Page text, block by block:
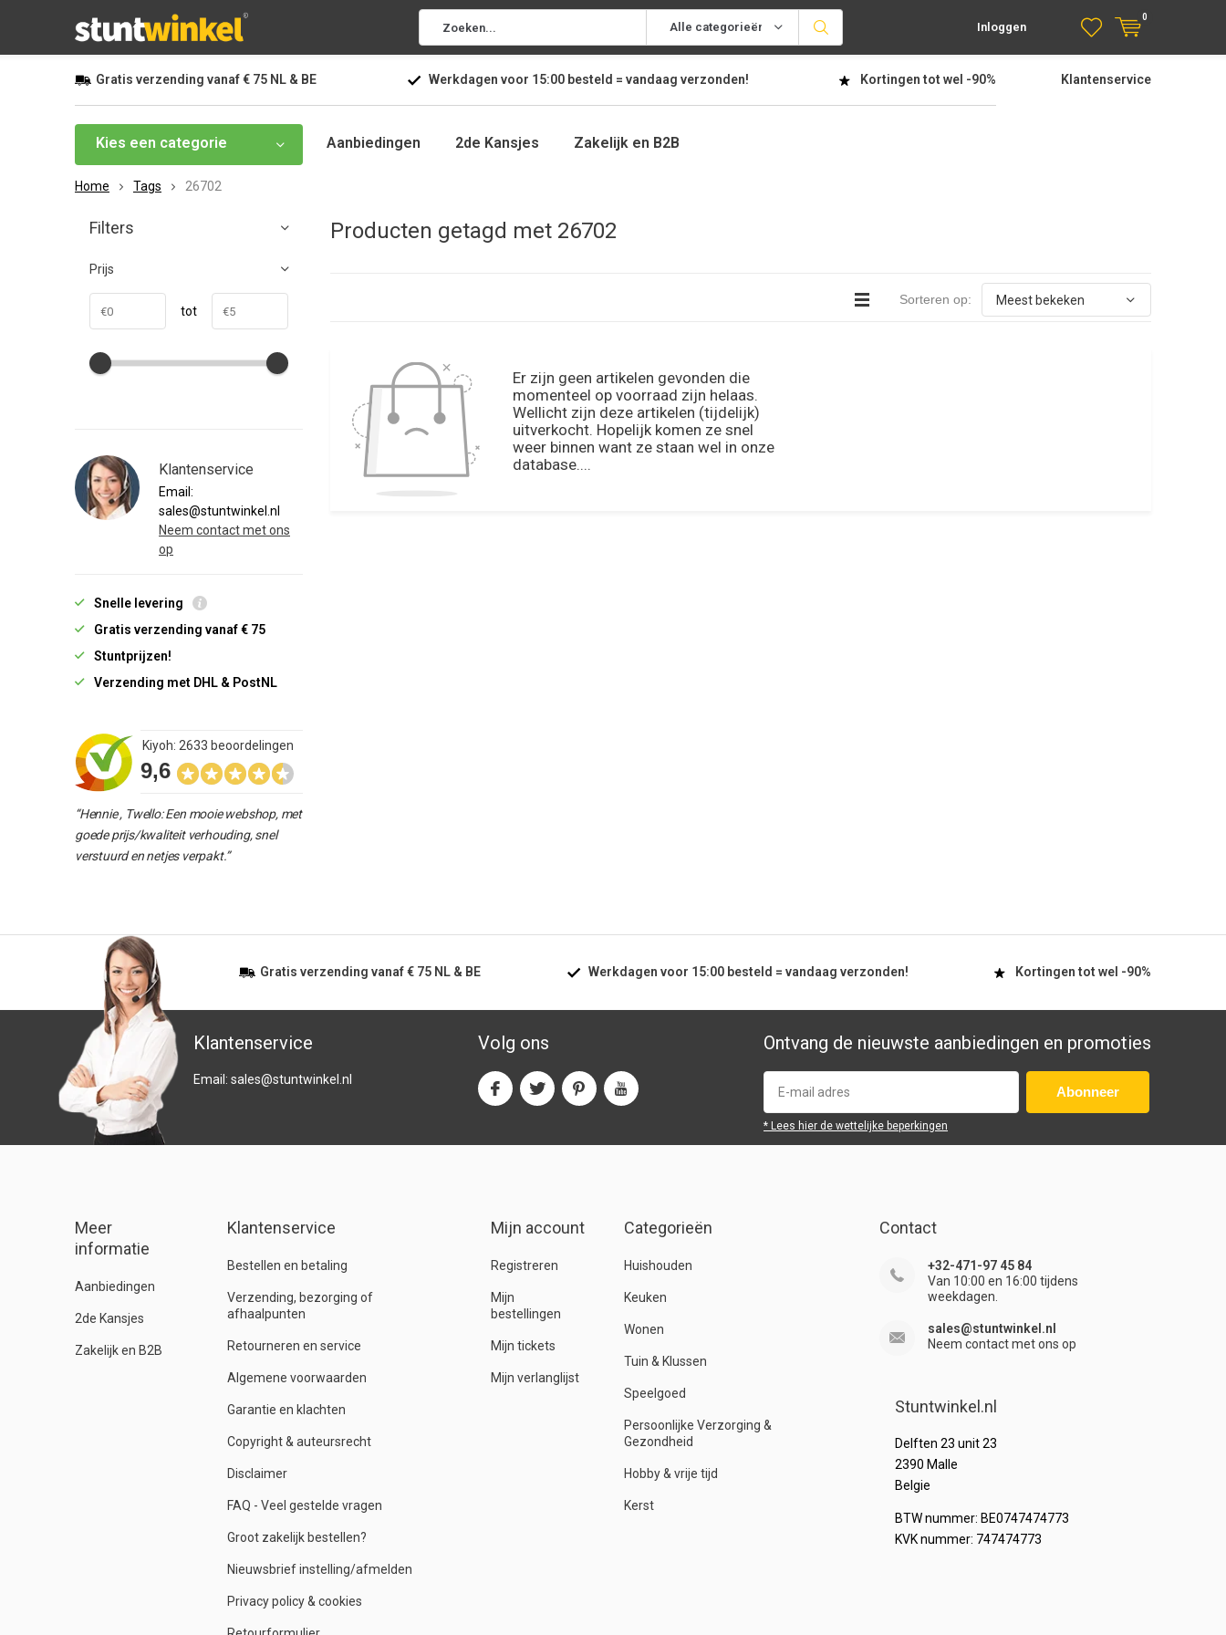
Alle categorieën Inloggen
0
Gratis verzending vanaf€ 75 NL & BE Werkdagen voor 15:00besteld = vandaag verzonden! Kortingen tot wel -90% Klantenservice
Kies een categorie Aanbiedingen 2de Kansjes Zakelijk en B2B
Home Tags 26702
Producten getagd met 26702
Sorteren op:
Er zijn geen artikelen gevonden die
momenteel op voorraad zijn helaas.
Wellicht zijn deze artikelen (tijdelijk)
uitverkocht. Hopelijk komen ze snel
weer binnen want ze staan wel in onze
database....
Filters
Prijs
tot
Klantenservice
Email:
sales@stuntwinkel.nl
Neem contact met ons
op
Snelle levering
Gratis verzending vanaf € 75
Stuntprijzen!
Verzending met DHL & PostNL
9,6
Kiyoh: 2633 beoordelingen
“Hennie , Twello: Een mooie webshop, met
goede prijs/kwaliteit verhouding, snel
verstuurd en netjes verpakt.”
Gratis verzending vanaf€ 75 NL & BE Werkdagen voor 15:00besteld = vandaag verzonden! Kortingen tot wel -90%
Klantenservice
Email: sales@stuntwinkel.nl
Volg ons Ontvang de nieuwste aanbiedingen en promoties
Abonneer
* Lees hier de wettelijke beperkingen
Meer
informatie
Aanbiedingen
2de Kansjes
Zakelijk en B2B
Klantenservice
Bestellen en betaling
Verzending, bezorging of
afhaalpunten
Retourneren en service
Algemene voorwaarden
Garantie en klachten
Copyright & auteursrecht
Disclaimer
FAQ - Veel gestelde vragen
Groot zakelijk bestellen?
Nieuwsbrief instelling/afmelden
Privacy policy & cookies
Mijn account
Registreren
Mijn
bestellingen
Mijn tickets
Mijn verlanglijst
Categorieën
Huishouden
Keuken
Wonen
Tuin & Klussen
Speelgoed
Persoonlijke Verzorging &
Gezondheid
Hobby & vrije tijd
Kerst
Contact
+32-471-97 45 84
Van 10:00 en 16:00 tijdens
weekdagen.
sales@stuntwinkel.nl
Neem contact met ons op
Stuntwinkel.nl
Delften 23 unit 23
2390 Malle
Belgie
BTW nummer: BE0747474773
KVK nummer: 747474773